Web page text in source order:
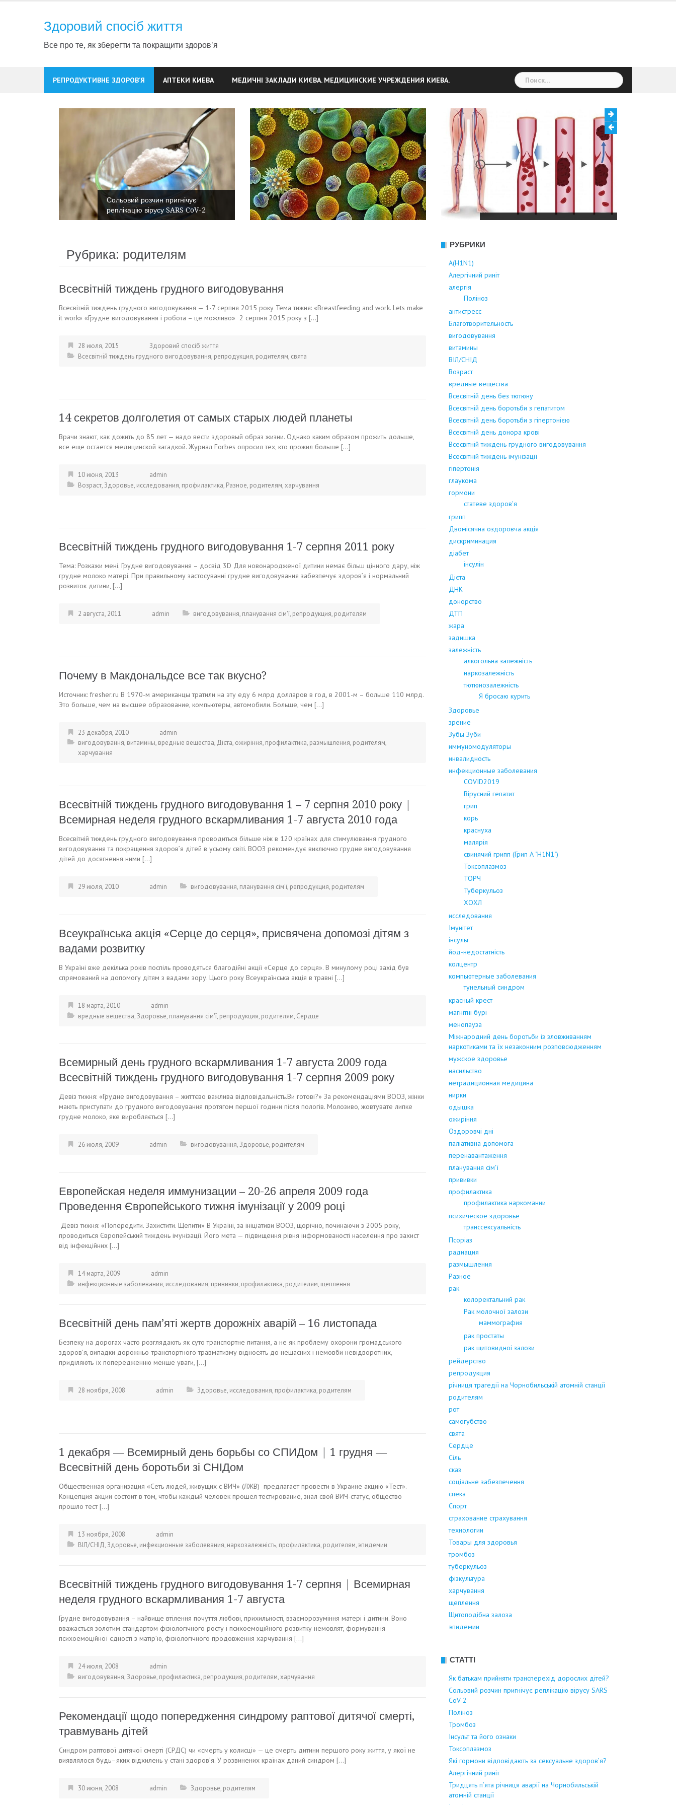
Здоровий спосіб життя
Все про те, як зберегти та покращити здоров'я
РЕПРОДУКТИВНЕ ЗДОРОВ’Я АПТЕКИ КИЕВА МЕДИЧНІ ЗАКЛАДИ КИЄВА. МЕДИЦИНСКИЕ УЧРЕЖДЕНИЯ КИЕВА. Найти:
Сольовий розчин пригнічує
реплікацію вірусу SARS CoV-2
Тромбоз
Рубрика: родителям
Всесвітній тиждень грудного вигодовування
Всесвітній тиждень грудного вигодовування — 1-7 серпня 2015 року Тема тижня: «Breastfeeding and work. Lets make
it work» «Грудне вигодовування і робота – це можливо» 2 серпня 2015 року з […]
28 июля, 2015
Здоровий спосіб життя
Всесвітній тиждень грудного вигодовування, репродукция, родителям, свята
14 секретов долголетия от самых старых людей планеты
Врачи знают, как дожить до 85 лет — надо вести здоровый образ жизни. Однако каким образом прожить дольше,
все еще остается медицинской загадкой. Журнал Forbes опросил тех, кто прожил больше […]
10 июня, 2013
admin
Возраст,Здоровье, исследования, профилактика, Разное, родителям,харчування
Всесвітній тиждень грудного вигодовування 1-7 серпня 2011 року
Тема: Розкажи мені. Грудне вигодовування – досвід 3D Для новонародженої дитини немає більш цінного дару, ніж
грудне молоко матері. При правильному застосуванні грудне вигодовування забезпечує здоров’я і нормальний
розвиток дитини, […]
2 августа, 2011 admin вигодовування, планування сім'ї, репродукция, родителям
Почему в Макдональдсе все так вкусно?
Источник: fresher.ru В 1970-м американцы тратили на эту еду 6 млрд долларов в год, в 2001-м – больше 110 млрд.
Это больше, чем на высшее образование, компьютеры, автомобили. Больше, чем […]
23 декабря, 2010
admin
вигодовування, витамины, вредные вещества, Дієта, ожиріння, профилактика, размышления, родителям,
харчування
Всесвітній тиждень грудного вигодовування 1 – 7 серпня 2010 року |
Всемирная неделя грудного вскармливания 1-7 августа 2010 года
Всесвітній тиждень грудного вигодовування проводиться більше ніж в 120 країнах для стимулювання грудного
вигодовування та покращення здоров’я дітей в усьому світі. ВООЗ рекомендує виключно грудне вигодовування
дітей до досягнення ними […]
29 июля, 2010 admin вигодовування, планування сім'ї, репродукция, родителям
Всеукраїнська акція «Серце до серця», присвячена допомозі дітям з
вадами розвитку
В Україні вже декілька років поспіль проводяться благодійні акції «Серце до серця». В минулому році захід був
спрямований на допомогу дітям з вадами зору. Цього року Всеукраїнська акція в травні […]
18 марта, 2010
admin
вредные вещества,Здоровье, планування сім'ї, репродукция, родителям, Сердце
Всемирный день грудного вскармливания 1-7 августа 2009 года
Всесвітній тиждень грудного вигодовування 1-7 серпня 2009 року
Девіз тижня: «Грудне вигодовування – життєво важлива відповідальність.Ви готові?» За рекомендаціями ВООЗ, жінки
мають приступати до грудного вигодовування протягом першої години після пологів. Молозиво, жовтувате липке
грудне молоко, яке виробляється […]
26 июля, 2009 admin вигодовування,Здоровье, родителям
Европейская неделя иммунизации – 20-26 апреля 2009 года
Проведення Європейського тижня імунізації у 2009 році
Девіз тижня: «Попередити. Захистити. Щепити» В Україні, за ініціативи ВООЗ, щорічно, починаючи з 2005 року,
проводиться Європейський тиждень імунізації. Його мета — підвищення рівня інформованості населення про захист
від інфекційних […]
14 марта, 2009
admin
инфекционные заболевания, исследования, прививки, профилактика, родителям, щеплення
Всесвітній день пам’яті жертв дорожніх аварій – 16 листопада
Безпеку на дорогах часто розглядають як суто транспортне питання, а не як проблему охорони громадського
здоров’я, випадки дорожньо-транспортного травматизму відносять до нещасних і немовби невідворотних,
приділяють їх попередженню менше уваги, […]
28 ноября, 2008 admin Здоровье, исследования, профилактика, родителям
1 декабря — Всемирный день борьбы со СПИДом | 1 грудня —
Всесвітній день боротьби зі СНІДом
Общественная организация «Сеть людей, живущих с ВИЧ» (ЛЖВ) предлагает провести в Украине акцию «Тест».
Концепция акции состоит в том, чтобы каждый человек прошел тестирование, знал свой ВИЧ-статус, общество
прошло тест […]
13 ноября, 2008
admin
ВІЛ/СНІД,Здоровье, инфекционные заболевания, наркозалежність, профилактика, родителям,эпидемии
Всесвітній тиждень грудного вигодовування 1-7 серпня | Всемирная
неделя грудного вскармливания 1-7 августа
Грудне вигодовування – найвище втілення почуття любові, прихильності, взаєморозуміння матері і дитини. Воно
вважається золотим стандартом фізіологічного росту і психоемоційного розвитку немовлят, формування
психоемоційної єдності з матір’ю, фізіологічного продовження харчування […]
24 июля, 2008
admin
вигодовування,Здоровье, профилактика, репродукция, родителям,харчування
Рекомендації щодо попередження синдрому раптової дитячої смерті,
травмувань дітей
Синдром раптової дитячої смерті (СРДС) чи «смерть у колисці» — це смерть дитини першого року життя, у якої не
виявлялося будь–яких відхилень у стані здоров’я. У розвинених країнах даний синдром […]
30 июня, 2008 admin Здоровье, родителям
РУБРИКИ
А(Н1N1)
Алергічний риніт
алергія
Поліноз
антистресс
Благотворительность
вигодовування
витамины
ВІЛ/СНІД
Возраст
вредные вещества
Всесвітній день без тютюну
Всесвітній день боротьби з гепатитом
Всесвітній день боротьби з гіпертонією
Всесвітній день донора крові
Всесвітній тиждень грудного вигодовування
Всесвітній тиждень імунізації
гіпертонія
глаукома
гормони
статеве здоров'я
грипп
Двомісячна оздоровча акція
дискриминация
діабет
інсулін
Дієта
ДНК
донорство
ДТП
жара
задишка
залежність
алкогольна залежність
наркозалежність
тютюнозалежність
Я бросаю курить
Здоровье
зрение
Зубы Зуби
иммуномодуляторы
инвалидность
инфекционные заболевания
COVID2019
Вірусний гепатит
грип
корь
краснуха
малярія
свинячий грипп (Грип А "H1N1")
Токсоплазмоз
ТОРЧ
Туберкульоз
ХОХЛ
исследования
Імунітет
інсульт
йод-недостатність
колцентр
компьютерные заболевания
тунельный синдром
красный крест
магнітні бурі
менопауза
Міжнародний день боротьби із зловживанням
наркотиками та їх незаконним розповсюдженням
мужское здоровье
насильство
нетрадиционная медицина
нирки
одышка
ожиріння
Оздоровчі дні
паліативна допомога
перенавантаження
планування сім'ї
прививки
профилактика
профилактика наркомании
психическое здоровье
транссексуальність
Псоріаз
радиация
размышления
Разное
рак
колоректальний рак
Рак молочної залози
маммография
рак простаты
рак щитовидноі залози
рейдерство
репродукция
річниця трагедії на Чорнобильській атомній станції
родителям
рот
самогубство
свята
Сердце
Сіль
сказ
соціальне забезпечення
спека
Спорт
страхование страхування
технологии
Товары для здоровья
тромбоз
туберкульоз
фізкультура
харчування
щеплення
Щитоподібна залоза
эпидемии
СТАТТІ
Як батькам прийняти трансперехід дорослих дітей?
Сольовий розчин пригнічує реплікацію вірусу SARS
CoV-2
Поліноз
Тромбоз
Інсульт та його ознаки
Токсоплазмоз
Які гормони відповідають за сексуальне здоров’я?
Алергічний риніт
Тридцять п’ята річниця аварії на Чорнобильській
атомній станції